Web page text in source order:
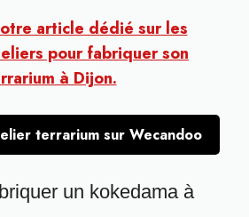
article dédié sur les
pour fabriquer son
à Dijon.
terrarium sur Wecandoo
un kokedama à